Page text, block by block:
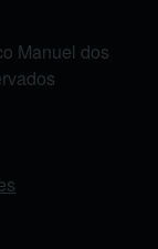
Manuel dos